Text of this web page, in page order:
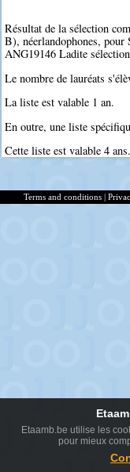
Résultat de la sélection
B), néerlandophones, pour
ANG19146 Ladite
Le nombre de lauréats
La liste est valable 1 an.
En outre, une liste
Cette liste est valable 4 ans.
Terms and conditions
Etaamb.be utilise les
pour mieux